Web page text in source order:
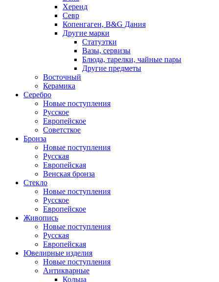
Херенд
Севр
Копенгаген, B&G Дания
Другие марки
Статуэтки
Вазы, сервизы
Блюда, тарелки, чайные пары
Другие предметы
Восточный
Керамика
Серебро
Новые поступления
Русское
Европейское
Советсткое
Бронза
Новые поступления
Русская
Европейская
Венская бронза
Стекло
Новые поступления
Русское
Европейское
Живопись
Новые поступления
Русская
Европейская
Ювелирные изделия
Новые поступления
Антикварные
Кольца